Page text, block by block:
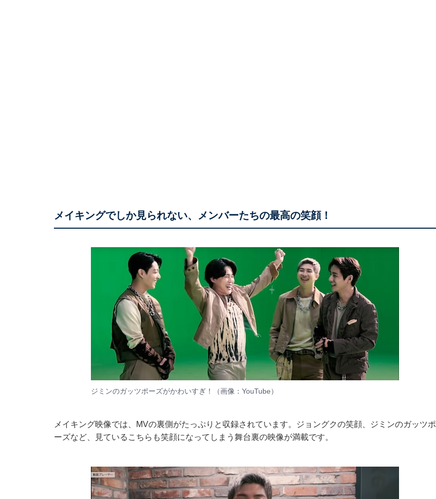
メイキングでしか見られない、メンバーたちの最高の笑顔！
ジミンのガッツポーズがかわいすぎ！（画像： YouTube）
メイキング映像では、MVの裏側がたっぷりと収録されています。ジョングクの笑顔、ジミンのガッツポ
ーズなど、見ているこちらも笑顔になってしまう舞台裏の映像が満載です。